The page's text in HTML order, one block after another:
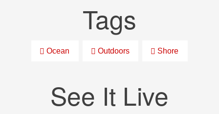
Tags
Ocean Outdoors Shore
See It Live